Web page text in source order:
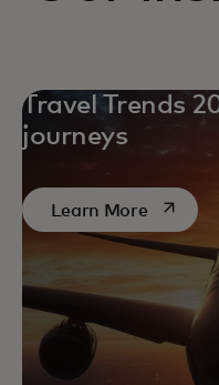
Travel Trends
journeys
Learn Moreopens in